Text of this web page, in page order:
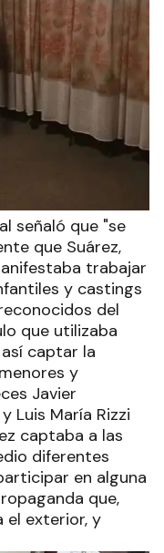
señaló que "se
que Suárez,
trabajar
y castings
del
que utilizaba
captar la
y
Javier
Luis María Rizzi
captaba a las
diferentes
en alguna
que,
el exterior, y